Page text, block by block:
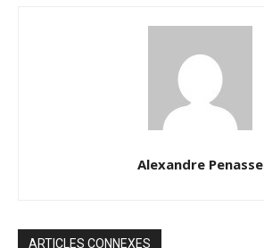
Alexandre Penasse
ARTICLES CONNEXES